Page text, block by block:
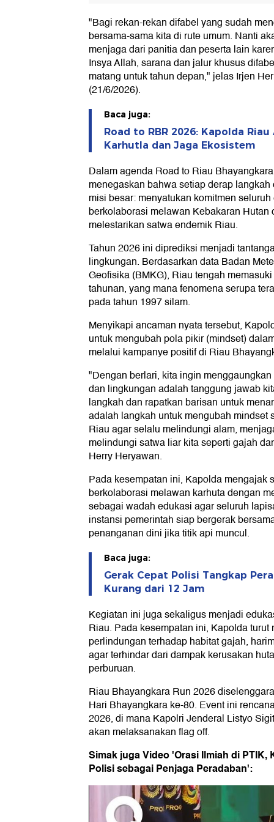
"Bagi rekan-rekan difabel yang sudah
bersama-sama kita di rute umum. Nanti
menjaga dari panitia dan peserta lain
Insya Allah, sarana dan jalur khusus
matang untuk tahun depan," jelas Irjen
(21/6/2026).
Baca juga:
Road to RBR 2026: Kapolda
Karhutla dan Jaga Ekosistem
Dalam agenda Road to Riau
menegaskan bahwa setiap derap
misi besar: menyatukan komitmen
berkolaborasi melawan Kebakaran Hutan
melestarikan satwa endemik Riau.
Tahun 2026 ini diprediksi menjadi
lingkungan. Berdasarkan data Badan
Geofisika (BMKG), Riau tengah
tahunan, yang mana fenomena serupa
pada tahun 1997 silam.
Menyikapi ancaman nyata tersebut,
untuk mengubah pola pikir (mindset)
melalui kampanye positif di Riau
"Dengan berlari, kita ingin
dan lingkungan adalah tanggung jawab
langkah dan rapatkan barisan untuk
adalah langkah untuk mengubah mindset
Riau agar selalu melindungi alam,
melindungi satwa liar kita seperti gajah
Herry Heryawan.
Pada kesempatan ini, Kapolda mengajak
berkolaborasi melawan karhuta dengan
sebagai wadah edukasi agar seluruh
instansi pemerintah siap bergerak
penanganan dini jika titik api muncul.
Baca juga:
Gerak Cepat Polisi Tangkap
Kurang dari 12 Jam
Kegiatan ini juga sekaligus menjadi
Riau. Pada kesempatan ini, Kapolda turut
perlindungan terhadap habitat gajah,
agar terhindar dari dampak kerusakan
perburuan.
Riau Bhayangkara Run 2026
Hari Bhayangkara ke-80. Event ini
2026, di mana Kapolri Jenderal Listyo
akan melaksanakan flag off.
Simak juga Video 'Orasi Ilmiah di PTIK,
Polisi sebagai Penjaga Peradaban':